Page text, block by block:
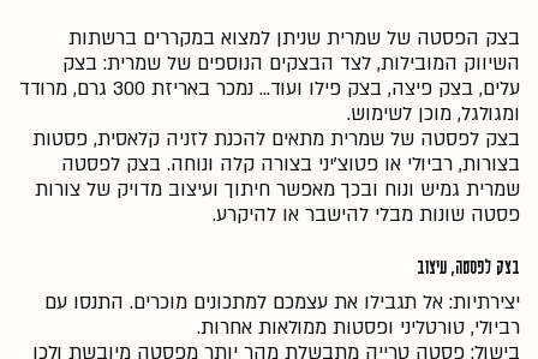
בצק הפסטה של שמרית שניתן למצוא במקררים ברשתות
השיווק המובילות, לצד הבצקים הנוספים של שמרית: בצק
עלים, בצק פיצה, בצק פילו ועוד... נמכר באריזת 300 גרם, מרודד
ומגולגל, מוכן לשימוש.
בצק לפסטה של שמרית מתאים להכנת לזניה קלאסית, פסטות
בצורות, רביולי או פטוצ'יני בצורה קלה ונוחה. בצק לפסטה
שמרית גמיש ונוח ובכך מאפשר חיתוך ועיצוב מדויק של צורות
פסטה שונות מבלי להישבר או להיקרע.
בצק לפסטה, עיצוב
יצירתיות: אל תגבילו את עצמכם למתכונים מוכרים. התנסו עם
רביולי, טורטליני ופסטות ממולאות אחרות.
בישול: פסטה טרייה מתבשלת מהר יותר מפסטה מיובשת ולכן